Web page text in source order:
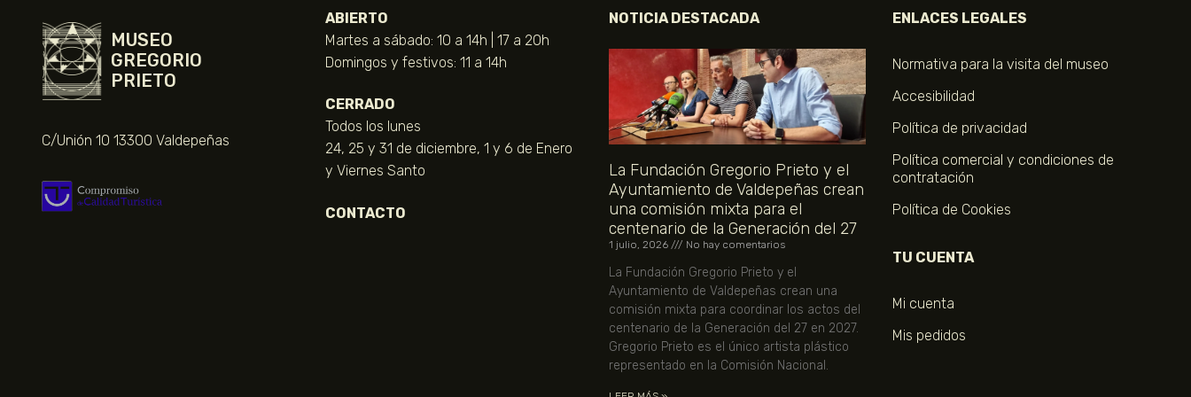
MUSEO
GREGORIO
PRIETO
C/Unión 10 13300 Valdepeñas
ABIERTO
Martes a sábado: 10 a 14h | 17 a 20h
Domingos y festivos: 11 a 14h
CERRADO
Todos los lunes
24, 25 y 31 de diciembre, 1 y 6 de Enero
y Viernes Santo
CONTACTO
NOTICIA DESTACADA
La Fundación Gregorio Prieto y el
Ayuntamiento de Valdepeñas crean
una comisión mixta para el
centenario de la Generación del 27
1 julio, 2026 No hay comentarios
La Fundación Gregorio Prieto y el
Ayuntamiento de Valdepeñas crean una
comisión mixta para coordinar los actos del
centenario de la Generación del 27 en 2027.
Gregorio Prieto es el único artista plástico
representado en la Comisión Nacional.
ENLACES LEGALES
Normativa para la visita del museo
Accesibilidad
Política de privacidad
Política comercial y condiciones de
contratación
Política de Cookies
TU CUENTA
Mi cuenta
Mis pedidos